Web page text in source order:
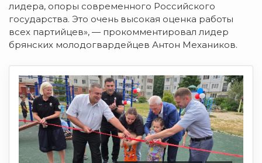
лидера, опоры современного Российского
государства. Это очень высокая оценка работы
всех партийцев», — прокомментировал лидер
брянских молодогвардейцев Антон Механиков.